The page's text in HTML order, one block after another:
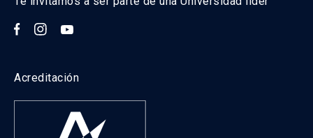
puede enviar imagen DNI de origen
Acreditación